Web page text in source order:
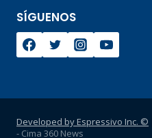
SÍGUENOS
Developed by Espressivo Inc. ©
- Cima 360 News